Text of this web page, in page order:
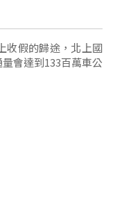
收假的歸途，北上國
會達到133百萬車公